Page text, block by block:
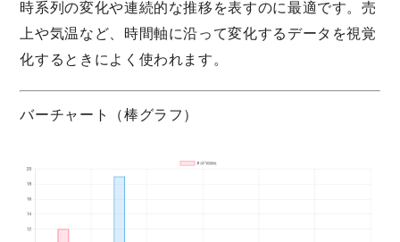
時系列の変化や連続的な推移を表すのに最適です。売
上や気温など、時間軸に沿って変化するデータを視覚
化するときによく使われます。
バーチャート（棒グラフ）